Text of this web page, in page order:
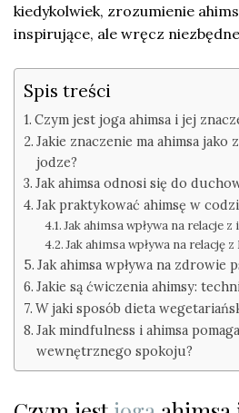
kiedykolwiek, zrozumienie
inspirujące, ale wręcz
Spis treści
Czym jest joga ahimsa i jej
Jakie znaczenie ma ahimsa jako
jodze?
Jak ahimsa odnosi się do
Jak praktykować ahimsę w
Jak ahimsa wpływa na relacje z
Jak ahimsa wpływa na relację
Jak ahimsa wpływa na zdrowie
Jakie są ćwiczenia ahimsy:
W jaki sposób dieta
Jak mindfulness i ahimsa
wewnętrznego spokoju?